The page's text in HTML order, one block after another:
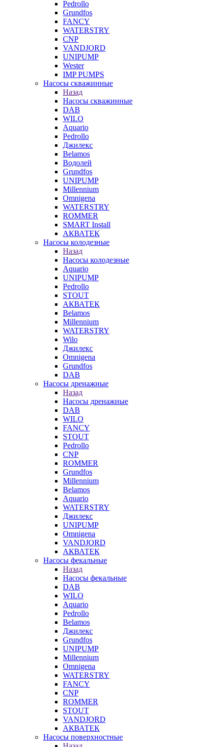
Pedrollo
Grundfos
FANCY
WATERSTRY
CNP
VANDJORD
UNIPUMP
Wester
IMP PUMPS
Насосы скважинные
Назад
Насосы скважинные
DAB
WILO
Aquario
Pedrollo
Джилекс
Belamos
Водолей
Grundfos
UNIPUMP
Millennium
Omnigena
WATERSTRY
ROMMER
SMART Install
АКВАТЕК
Насосы колодезные
Назад
Насосы колодезные
Aquario
UNIPUMP
Pedrollo
STOUT
АКВАТЕК
Belamos
Millennium
WATERSTRY
Wilo
Джилекс
Omnigena
Grundfos
DAB
Насосы дренажные
Назад
Насосы дренажные
DAB
WILO
FANCY
STOUT
Pedrollo
CNP
ROMMER
Grundfos
Millennium
Belamos
Aquario
WATERSTRY
Джилекс
UNIPUMP
Omnigena
VANDJORD
АКВАТЕК
Насосы фекальные
Назад
Насосы фекальные
DAB
WILO
Aquario
Pedrollo
Belamos
Джилекс
Grundfos
UNIPUMP
Millennium
Omnigena
WATERSTRY
FANCY
CNP
ROMMER
STOUT
VANDJORD
АКВАТЕК
Насосы поверхностные